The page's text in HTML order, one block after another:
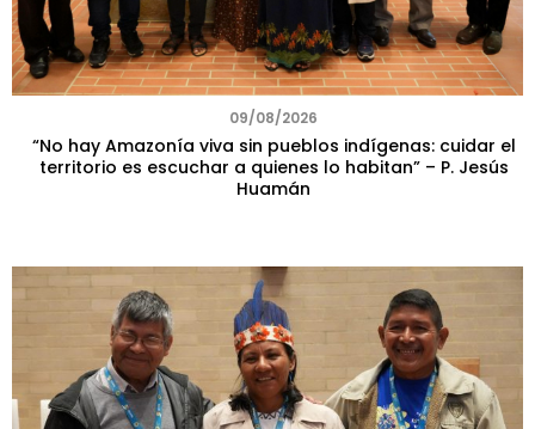
09/08/2026
“No hay Amazonía viva sin pueblos indígenas: cuidar el
territorio es escuchar a quienes lo habitan” – P. Jesús
Huamán